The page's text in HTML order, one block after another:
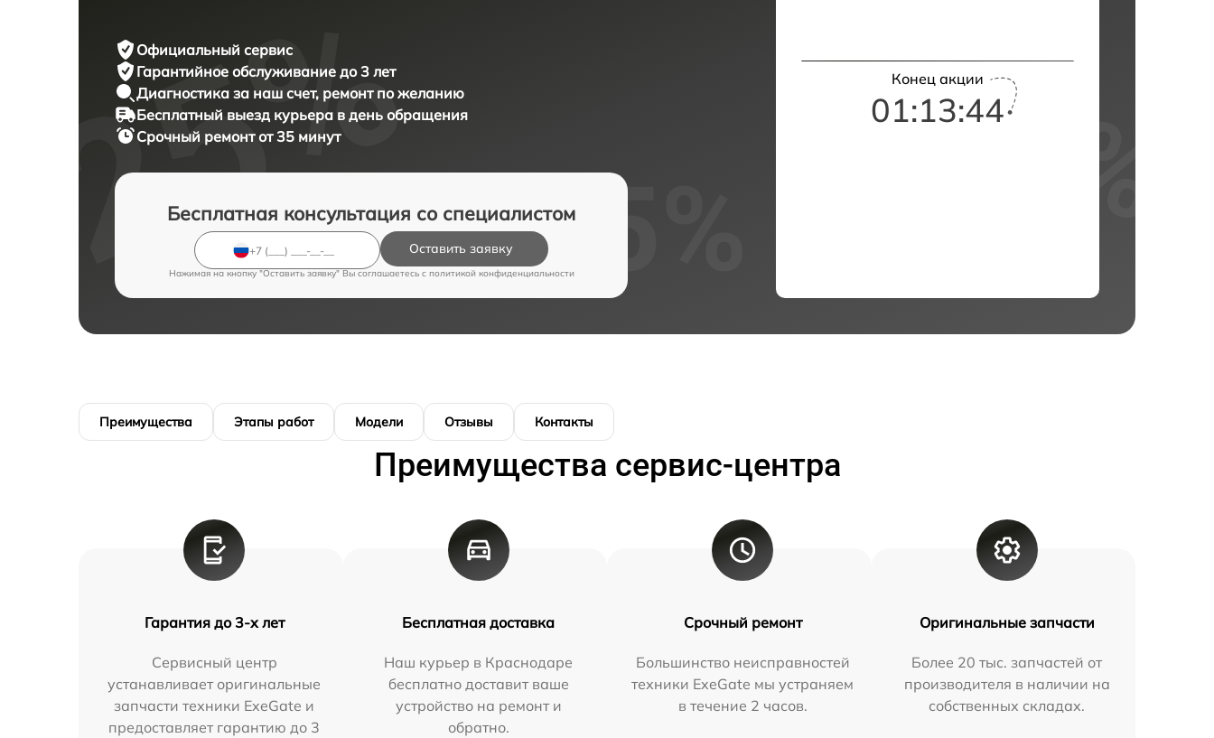
Официальный сервис
Гарантийное обслуживание до 3 лет
Диагностика за наш счет, ремонт по желанию
Бесплатный выезд курьера в день обращения
Срочный ремонтот 35 минут
Бесплатная консультация со специалистом
Оставить заявку
Нажимая на кнопку "Оставить заявку" Вы соглашаетесь c политикой конфиденциальности
Конец акции
01:13:43
Преимущества Этапы работ Модели Отзывы Контакты
Преимущества сервис-центра
Гарантия до 3-х лет
Сервисный центр
устанавливает оригинальные
запчасти техники ExeGate и
предоставляет гарантию до 3
Бесплатная доставка
Наш курьер в Краснодаре
бесплатно доставит ваше
устройство на ремонт и
обратно.
Срочный ремонт
Большинство неисправностей
техники ExeGate мы устраняем
в течение 2 часов.
Оригинальные запчасти
Более 20 тыс. запчастей от
производителя в наличии на
собственных складах.